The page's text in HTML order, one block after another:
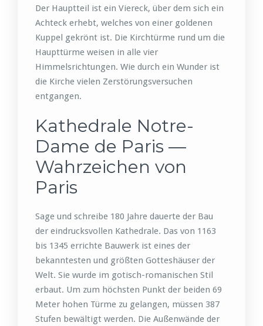
Der Hauptteil ist ein Viereck, über dem sich ein
Achteck erhebt, welches von einer goldenen
Kuppel gekrönt ist. Die Kirchtürme rund um die
Haupttürme weisen in alle vier
Himmelsrichtungen. Wie durch ein Wunder ist
die Kirche vielen Zerstörungsversuchen
entgangen.
Kathedrale Notre-
Dame de Paris —
Wahrzeichen von
Paris
Sage und schreibe 180 Jahre dauerte der Bau
der eindrucksvollen Kathedrale. Das von 1163
bis 1345 errichte Bauwerk ist eines der
bekanntesten und größten Gotteshäuser der
Welt. Sie wurde im gotisch-romanischen Stil
erbaut. Um zum höchsten Punkt der beiden 69
Meter hohen Türme zu gelangen, müssen 387
Stufen bewältigt werden. Die Außenwände der